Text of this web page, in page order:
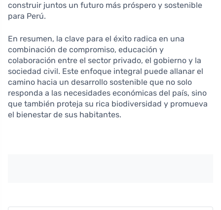
construir juntos un futuro más próspero y sostenible
para Perú.
En resumen, la clave para el éxito radica en una
combinación de compromiso, educación y
colaboración entre el sector privado, el gobierno y la
sociedad civil. Este enfoque integral puede allanar el
camino hacia un desarrollo sostenible que no solo
responda a las necesidades económicas del país, sino
que también proteja su rica biodiversidad y promueva
el bienestar de sus habitantes.